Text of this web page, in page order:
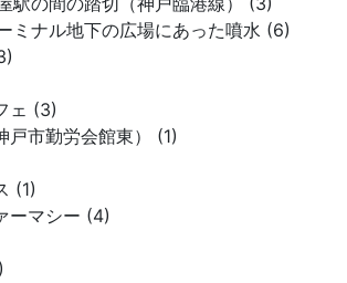
ミナル地下の広場にあった噴水 (6)
ェ (3)
戸市勤労会館東） (1)
(1)
ーマシー (4)